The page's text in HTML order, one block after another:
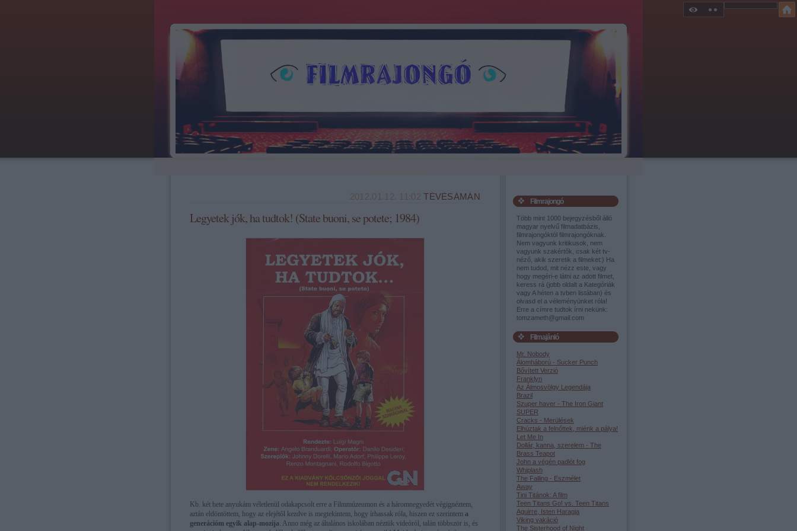
Filmrajongó
Több mint 1000 bejegyzésből álló
magyar nyelvű filmadatbázis,
filmrajongóktól filmrajongóknak.
Nem vagyunk kritikusok, nem
vagyunk szakértők, csak két tv-
néző, akik szeretik a filmeket:) Ha
nem tudod, mit nézz este, vagy
hogy megéri-e látni az adott filmet,
keress rá (jobb oldalt a Kategóriák
vagy A héten a tvben listában) és
olvasd el a véleményünket róla!
Erre a címre tudtok írni nekünk:
tomzameth@gmail.com
Filmajánló
Mr. Nobody
Álomháború - Sucker Punch
Bővített Verzió
Franklyn
Az Álmosvölgy Legendája
Brazil
Szuper haver - The Iron Giant
SUPER
Cracks - Merülések
Elhúztak a felnőttek, miénk a pálya!
Let Me In
Dollár, kanna, szerelem - The
Brass Teapot
John a végén padlót fog
Whiplash
The Falling - Eszmélet
Away
Tini Titánok: A film
Teen Titans Go! vs. Teen Titans
Aguirre, Isten Haragja
Viking vakáció
The Sisterhood of Night
2012.01.12. 11:02TÉVÉSÁMÁN
Legyetek jók, ha tudtok! (State buoni, se potete; 1984)
Kb. két hete anyukám véletlenül odakapcsolt erre a Filmmúzeumon és a háromnegyedét végignéztem,
aztán eldöntöttem, hogy az elejétől kezdve is megtekintem, hogy írhassak róla, hiszen ez szerintem a
generációm egyik alap-mozija. Anno még az általános iskolában néztük videóról, talán többször is, és